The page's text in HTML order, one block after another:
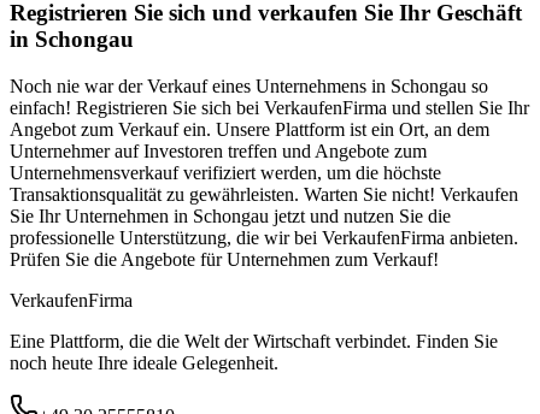
Registrieren Sie sich und verkaufen Sie Ihr Geschäft
in Schongau
Noch nie war der Verkauf eines Unternehmens in Schongau so
einfach! Registrieren Sie sich bei VerkaufenFirma und stellen Sie Ihr
Angebot zum Verkauf ein. Unsere Plattform ist ein Ort, an dem
Unternehmer auf Investoren treffen und Angebote zum
Unternehmensverkauf verifiziert werden, um die höchste
Transaktionsqualität zu gewährleisten. Warten Sie nicht! Verkaufen
Sie Ihr Unternehmen in Schongau jetzt und nutzen Sie die
professionelle Unterstützung, die wir bei VerkaufenFirma anbieten.
Prüfen Sie die Angebote für Unternehmen zum Verkauf!
VerkaufenFirma
Eine Plattform, die die Welt der Wirtschaft verbindet. Finden Sie
noch heute Ihre ideale Gelegenheit.